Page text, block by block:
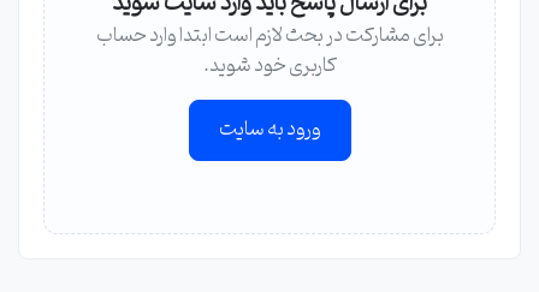
برای مشارکت در بحث لازم است ابتدا وارد حساب
کاربری خود شوید.
ورود به سایت